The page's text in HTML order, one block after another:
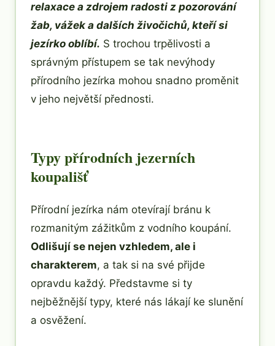
relaxace a zdrojem radosti z pozorování
žab, vážek a dalších živočichů, kteří si
jezírko oblíbí. S trochou trpělivosti a
správným přístupem se tak nevýhody
přírodního jezírka mohou snadno proměnit
v jeho největší přednosti.
Typy přírodních jezerních
koupališť
Přírodní jezírka nám otevírají bránu k
rozmanitým zážitkům z vodního koupání.
Odlišují se nejen vzhledem, ale i
charakterem, a tak si na své přijde
opravdu každý. Představme si ty
nejběžnější typy, které nás lákají ke slunění
a osvěžení.